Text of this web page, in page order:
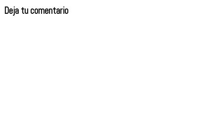
Deja tu comentario